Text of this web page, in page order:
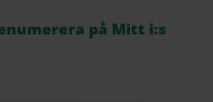
på Mitt i:s